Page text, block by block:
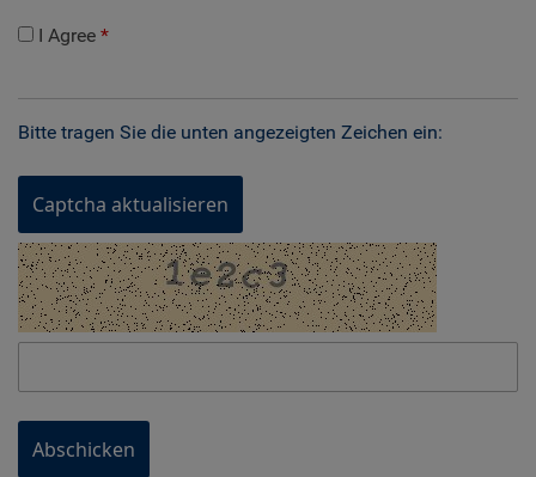
I Agree
Bitte tragen Sie die unten angezeigten Zeichen ein:
Captcha aktualisieren
Abschicken